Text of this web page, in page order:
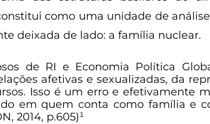
como uma unidade de
deixada de lado: a família nuclear.
de RI e Economia Política
afetivas e sexualizadas, da
Isso é um erro e efetivamente
em quem conta como família e
2014, p.605)¹